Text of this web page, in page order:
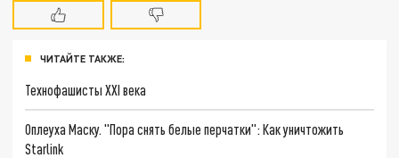
ЧИТАЙТЕ ТАКЖЕ:
Технофашисты XXI века
Оплеуха Маску. "Пора снять белые перчатки": Как уничтожить
Starlink